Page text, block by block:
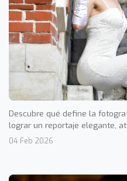
Descubre qué define la
lograr un reportaje elegante,
04 Feb 2026